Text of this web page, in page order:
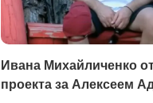
Ивана Михайличенко
проекта за Алексеем